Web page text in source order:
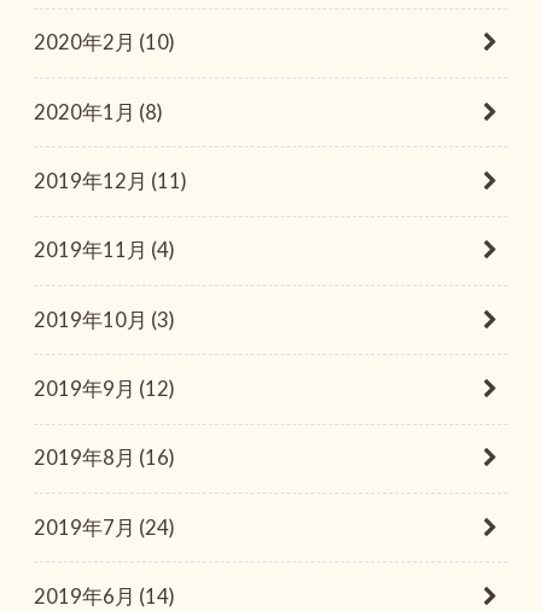
2020年2月 (10)
2020年1月 (8)
2019年12月 (11)
2019年11月 (4)
2019年10月 (3)
2019年9月 (12)
2019年8月 (16)
2019年7月 (24)
2019年6月 (14)